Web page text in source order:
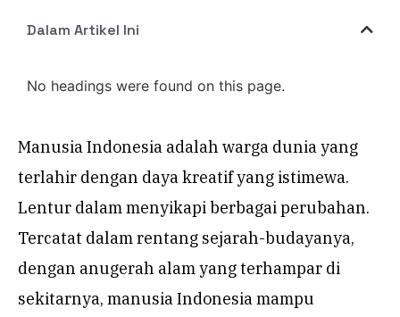
Dalam Artikel Ini
No headings were found on this page.
Manusia Indonesia adalah warga dunia yang
terlahir dengan daya kreatif yang istimewa.
Lentur dalam menyikapi berbagai perubahan.
Tercatat dalam rentang sejarah-budayanya,
dengan anugerah alam yang terhampar di
sekitarnya, manusia Indonesia mampu